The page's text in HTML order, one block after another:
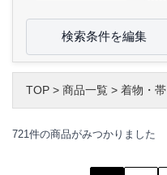
検索条件を編集
TOP > 商品一覧 > 着物・帯
721件の商品がみつかりました